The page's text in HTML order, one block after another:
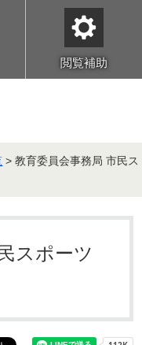
閲覧補助
> 教育委員会事務局 市民ス
スポーツ